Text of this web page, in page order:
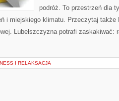
podróż. To przestrzeń dla
i miejskiego klimatu. Przeczytaj
Lubelszczyzna potrafi zaskakiwać:
I RELAKSACJA